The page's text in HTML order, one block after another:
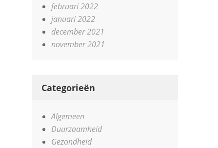
februari 2022
januari 2022
december 2021
november 2021
Categorieën
Algemeen
Duurzaamheid
Gezondheid